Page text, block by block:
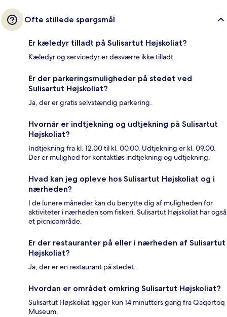
Ofte stillede spørgsmål
Er kæledyr tilladt på Sulisartut Højskoliat?
Kæledyr og servicedyr er desværre ikke tilladt.
Er der parkeringsmuligheder på stedet ved
Sulisartut Højskoliat?
Ja, der er gratis selvstændig parkering.
Hvornår er indtjekning og udtjekning på Sulisartut
Højskoliat?
Indtjekning fra kl. 12.00 til kl. 00.00. Udtjekning er kl. 09.00.
Der er mulighed for kontaktløs indtjekning og udtjekning.
Hvad kan jeg opleve hos Sulisartut Højskoliat og i
nærheden?
I de lunere måneder kan du benytte dig af muligheden for
aktiviteter i nærheden som fiskeri. Sulisartut Højskoliat har også
et picnicområde.
Er der restauranter på eller i nærheden af Sulisartut
Højskoliat?
Ja, der er en restaurant på stedet.
Hvordan er området omkring Sulisartut Højskoliat?
Sulisartut Højskoliat ligger kun 14 minutters gang fra Qaqortoq
Museum.